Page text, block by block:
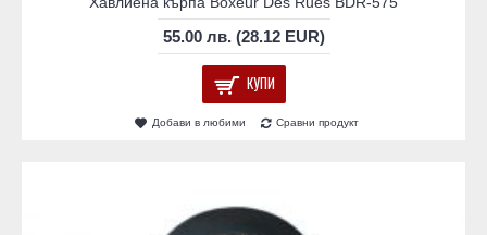
55.00 лв. (28.12 EUR)
КУПИ
Добави в любими Сравни продукт